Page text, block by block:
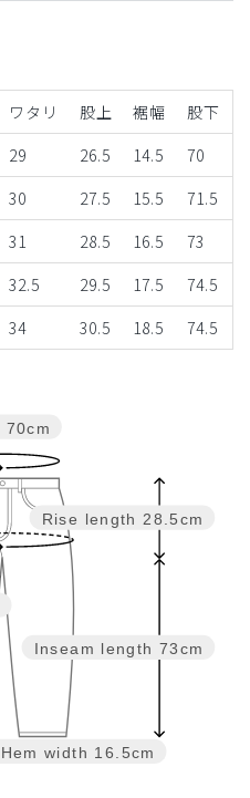
ワタリ 股上 裾幅
股下
29 26.5 14.5
70
30 27.5 15.5
71.5
31 28.5 16.5
73
32.5 29.5 17.5
74.5
34 30.5 18.5 74.5
Inseam length 73cm
Rise length 28.5cm
Hem width 16.5cm
70cm